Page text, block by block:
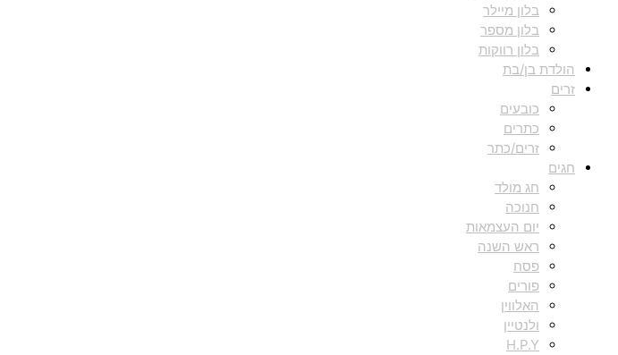
בלון מיילר
בלון מספר
בלון רווקות
הולדת בן/בת
זרים
כובעים
כתרים
זרים/כתר
חגים
חג מולד
חנוכה
יום העצמאות
ראש השנה
פסח
פורים
האלווין
ולנטיין
H.P.Y